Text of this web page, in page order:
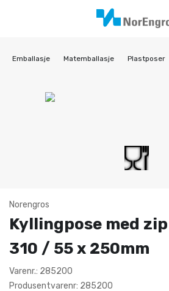
Emballasje Matemballasje Plastposer
Norengros
Kyllingpose med
310 / 55 x 250mm
Varenr.: 285200
Produsentvarenr: 285200